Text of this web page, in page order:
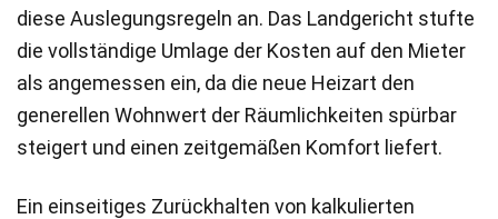
diese Auslegungsregeln an. Das Landgericht stufte
die vollständige Umlage der Kosten auf den Mieter
als angemessen ein, da die neue Heizart den
generellen Wohnwert der Räumlichkeiten spürbar
steigert und einen zeitgemäßen Komfort liefert.
Ein einseitiges Zurückhalten von kalkulierten